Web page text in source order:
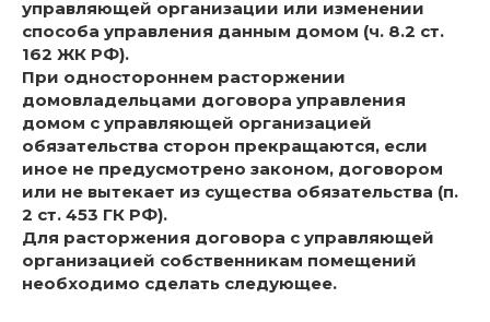
управляющей организации или изменении
способа управления данным домом (ч. 8.2 ст.
162 ЖК РФ).
При одностороннем расторжении
домовладельцами договора управления
домом с управляющей организацией
обязательства сторон прекращаются, если
иное не предусмотрено законом, договором
или не вытекает из существа обязательства (п.
2 ст. 453 ГК РФ).
Для расторжения договора с управляющей
организацией собственникам помещений
необходимо сделать следующее.